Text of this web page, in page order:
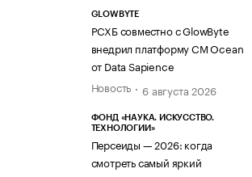
GLOWBYTE
РСХБ совместно с GlowByte
внедрил платформу CM Ocean
от Data Sapience
Новость
6 августа 2026
ФОНД «НАУКА. ИСКУССТВО.
ТЕХНОЛОГИИ»
Персеиды — 2026: когда
смотреть самый яркий